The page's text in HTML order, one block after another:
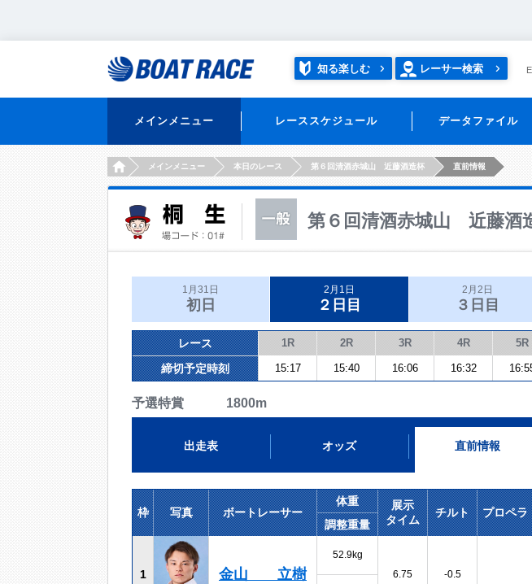
知る楽しむ レーサー検索
メインメニュー レーススケジュール データファイル
HOMEメインメニュー 本日のレース 第６回清酒赤城山 近藤酒造杯 直前情報
第６回清酒赤城山 近藤酒
1月31日
初日
2月1日
２日目
2月2日
３日目
レース 1R 2R 3R 4R 5R
締切予定時刻 15:17 15:40 16:06 16:32
予選特賞 1800m
出走表 オッズ 直前情報
枠 写真 ボートレーサー
体重
展示
タイム
チルト プロペラ
調整重量
1 金山 立樹
52.9kg
6.75
-0.5